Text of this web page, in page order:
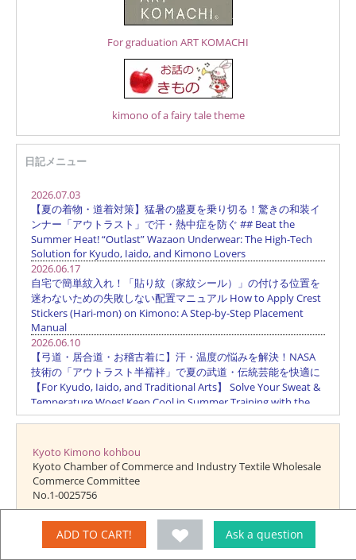
ADD TO CART! Ask a question
For graduation ART KOMACHI
kimono of a fairy tale theme
日記メニュー
Kyoto Kimono kohbou
Kyoto Chamber of Commerce and Industry Textile Wholesale
Commerce Committee
No.1-0025756
"Kyoto Kimono kohbou" has been registered as a brand of
Tahara Ichi Co., Ltd. from the Patent Office No. 5030029
Trademark application 2006 -082086).